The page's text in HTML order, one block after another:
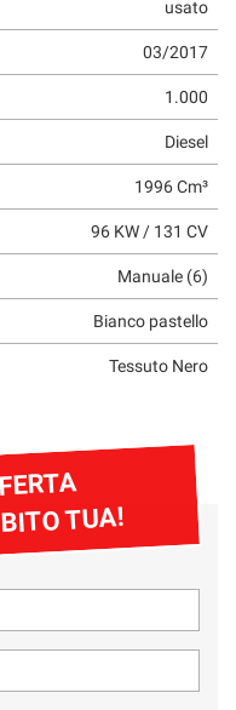
usato
03/2017
1.000
Diesel
1996 Cm³
96 KW / 131 CV
Manuale (6)
Bianco pastello
Tessuto Nero
TUA!